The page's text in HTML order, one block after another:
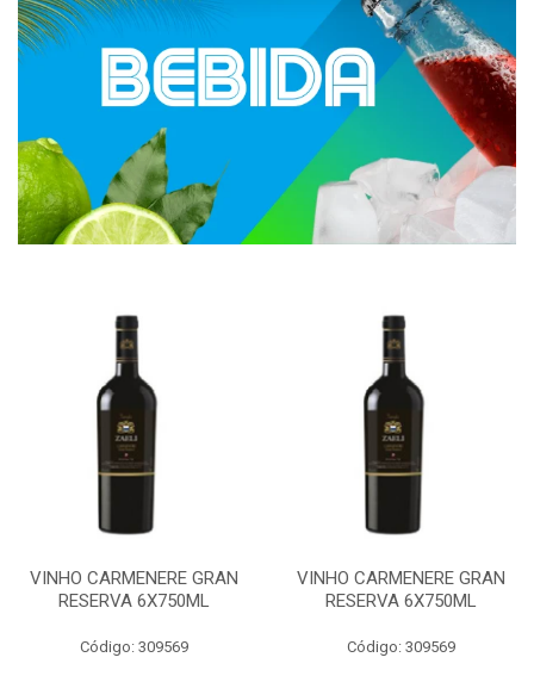
VINHO CARMENERE GRAN
RESERVA 6X750ML
Código: 309569
VINHO CARMENERE GRAN
RESERVA 6X750ML
Código: 309569